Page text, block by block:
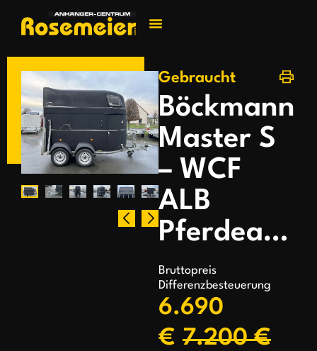
Gebraucht
Böckmann
Master S
– WCF
ALB
Pferdeanhänger
Bruttopreis
Differenzbesteuerung
6.690
€ 7.200 €